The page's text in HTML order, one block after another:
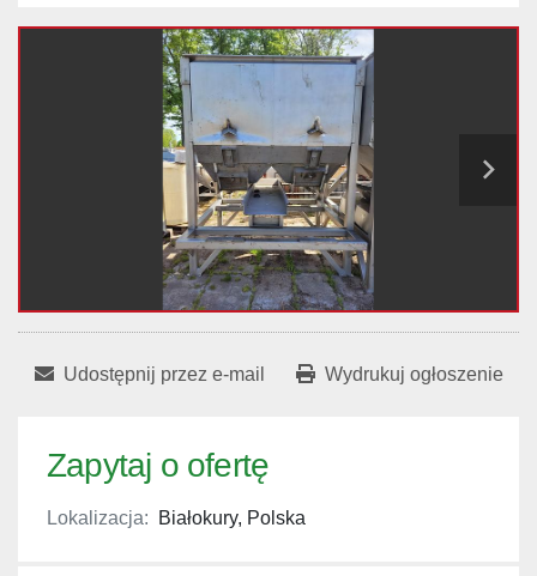
Udostępnij przez e-mail Wydrukuj ogłoszenie
Zapytaj o ofertę
Lokalizacja: Białokury, Polska